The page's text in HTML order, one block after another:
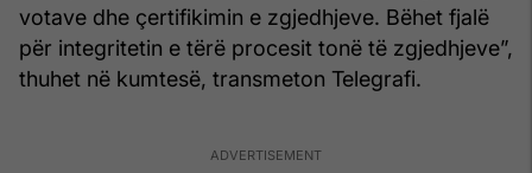
votave dhe çertifikimin e zgjedhjeve. Bëhet fjalë
për integritetin e tërë procesit tonë të zgjedhjeve”,
thuhet në kumtesë, transmeton Telegrafi.